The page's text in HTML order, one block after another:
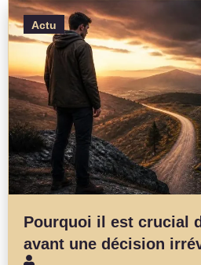
Actu
Pourquoi il est crucial
avant une décision